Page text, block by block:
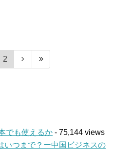
2
でも使えるか - 75,144 views
いつまで？ー中国ビジネスの